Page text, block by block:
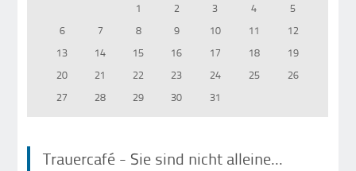
1 2 3 4
5
6
7 8 9 10 11
12
13
14 15 16 17 18
19
20
21 22 23 24 25
26
27
28 29 30 31
Trauercafé - Sie sind nicht alleine...